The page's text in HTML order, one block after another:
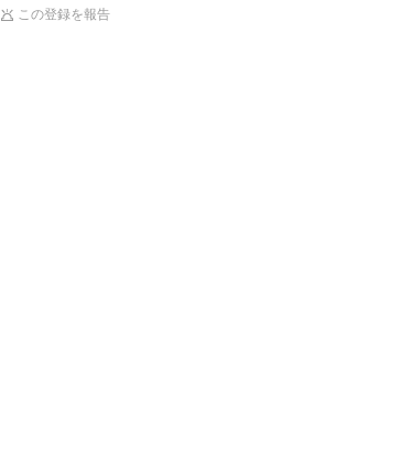
この登録を報告